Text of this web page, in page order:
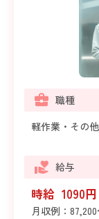
職種
軽作業・その
給与
時給 1090円
月収例：